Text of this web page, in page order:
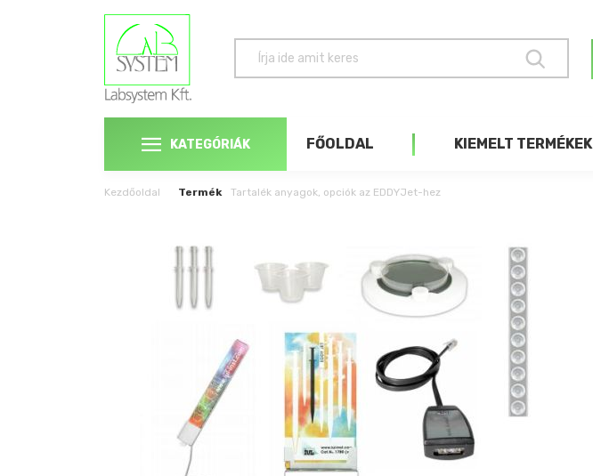
KATEGÓRIÁK FŐOLDAL KIEMELT TERMÉKEK
Kezdőoldal Termék Tartalék anyagok, opciók az EDDYJet-hez